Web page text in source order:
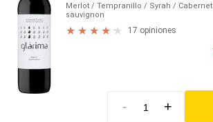
Merlot / Tempranillo / Syrah / Cabernet
sauvignon
17 opiniones
- +